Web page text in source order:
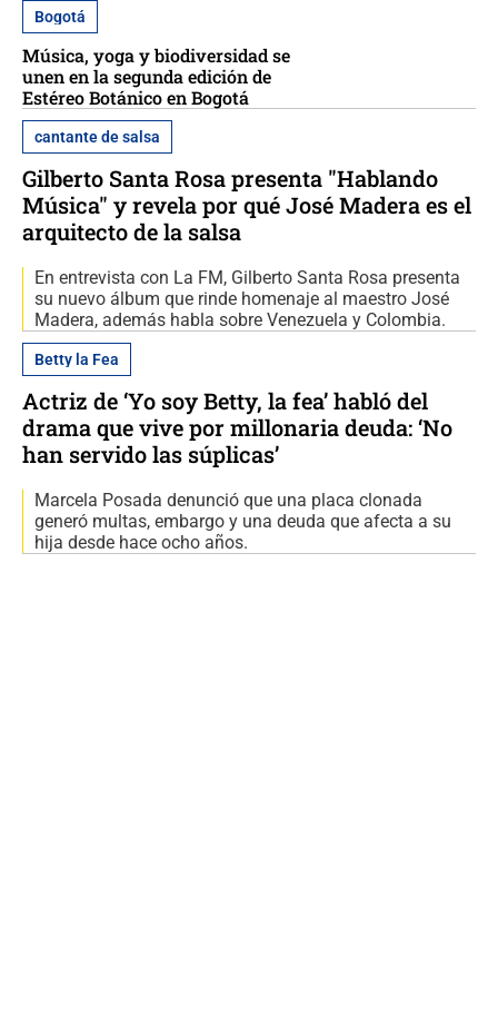
Bogotá
Música, yoga y biodiversidad se
unen en la segunda edición de
Estéreo Botánico en Bogotá
cantante de salsa
Gilberto Santa Rosa presenta "Hablando
Música" y revela por qué José Madera es el
arquitecto de la salsa
En entrevista con La FM, Gilberto Santa Rosa presenta
su nuevo álbum que rinde homenaje al maestro José
Madera, además habla sobre Venezuela y Colombia.
Betty la Fea
Actriz de ‘Yo soy Betty, la fea’ habló del
drama que vive por millonaria deuda: ‘No
han servido las súplicas’
Marcela Posada denunció que una placa clonada
generó multas, embargo y una deuda que afecta a su
hija desde hace ocho años.